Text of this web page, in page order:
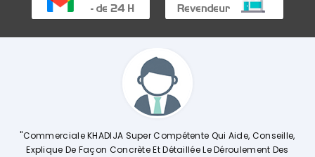
"Commerciale KHADIJA Super Compétente Qui Aide, Conseille,
Explique De Façon Concrète Et Détaillée Le Déroulement Des